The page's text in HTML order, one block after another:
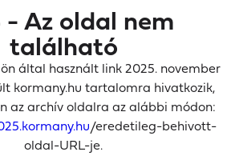
Az oldal nem
található
által használt link 2025. november
kormany.hu tartalomra hivatkozik,
az archív oldalra az alábbi módon:
/eredetileg-behivott-
oldal-URL-je.